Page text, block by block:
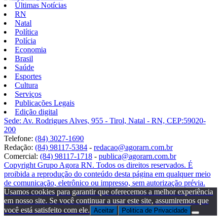
Últimas Notícias
RN
Natal
Política
Polícia
Economia
Brasil
Saúde
Esportes
Cultura
Serviços
Publicações Legais
Edição digital
Sede: Av. Rodrigues Alves, 955 - Tirol, Natal - RN, CEP:59020-
200
Telefone: (84) 3027-1690
Redação: (84) 98117-5384 - redacao@agorarn.com.br
Comercial: (84) 98117-1718 - publica@agorarn.com.br
Copyright Grupo Agora RN. Todos os direitos reservados. É
proibida a reprodução do conteúdo desta página em qualquer meio
de comunicação, eletrônico ou impresso, sem autorização prévia.
Usamos cookies para garantir que oferecemos a melhor experiência
em nosso site. Se você continuar a usar este site, assumiremos que
você está satisfeito com ele. Aceitar Politica de Privacidade